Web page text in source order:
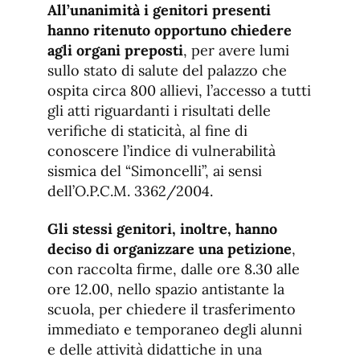
All’unanimità i genitori presenti
hanno ritenuto opportuno chiedere
agli organi preposti, per avere lumi
sullo stato di salute del palazzo che
ospita circa 800 allievi, l’accesso a tutti
gli atti riguardanti i risultati delle
verifiche di staticità, al fine di
conoscere l’indice di vulnerabilità
sismica del “Simoncelli”, ai sensi
dell’O.P.C.M. 3362/2004.
Gli stessi genitori, inoltre, hanno
deciso di organizzare una petizione,
con raccolta firme, dalle ore 8.30 alle
ore 12.00, nello spazio antistante la
scuola, per chiedere il trasferimento
immediato e temporaneo degli alunni
e delle attività didattiche in una